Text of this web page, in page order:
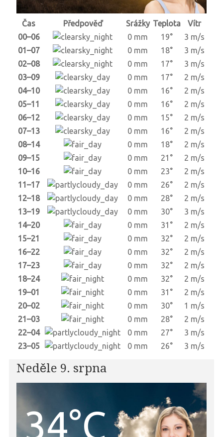
Čas Předpověď Srážky Teplota
Vítr
00–06
0 mm 19°
3 m/s
01–07
0 mm 18°
3 m/s
02–08
0 mm 17°
3 m/s
03–09
0 mm 17°
2 m/s
04–10
0 mm 16°
2 m/s
05–11
0 mm 16°
2 m/s
06–12
0 mm 15°
2 m/s
07–13
0 mm 16°
2 m/s
08–14
0 mm 18°
2 m/s
09–15
0 mm 21°
2 m/s
10–16
0 mm 23°
2 m/s
11–17
0 mm 26°
2 m/s
12–18
0 mm 28°
2 m/s
13–19
0 mm 30°
3 m/s
14–20
0 mm 31°
2 m/s
15–21
0 mm 32°
2 m/s
16–22
0 mm 32°
2 m/s
17–23
0 mm 32°
2 m/s
18–24
0 mm 32°
2 m/s
19–01
0 mm 31°
2 m/s
20–02
0 mm 30°
1 m/s
21–03
0 mm 28°
2 m/s
22–04
0 mm 27°
3 m/s
23–05
0 mm 26° 3 m/s
Neděle 9. srpna
34°C